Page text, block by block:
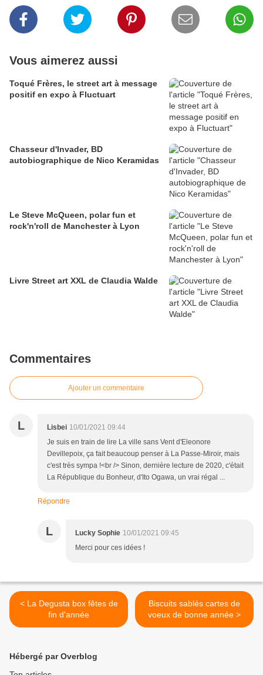
Vous aimerez aussi
Toqué Frères, le street art à message
positif en expo à Fluctuart
Chasseur d'Invader, BD
autobiographique de Nico Keramidas
Le Steve McQueen, polar fun et
rock'n'roll de Manchester à Lyon
Livre Street art XXL de Claudia Walde
Commentaires
Ajouter un commentaire
L Lisbei 10/01/2021 09:44
Je suis en train de lire La ville sans Vent d'Eleonore
Devillepoix, ça fait beaucoup penser à La Passe-Miroir, mais
c'est très sympa !<br /> Sinon, dernière lecture de 2020, c'était
La République du Bonheur, d'Ito Ogawa, un vrai régal ...
Répondre
L Lucky Sophie 10/01/2021 09:45
Merci pour ces idées !
< La Degusta box fêtes de
fin d'année
Biscuits sablés cartes de
voeux de bonne année >
Hébergé par Overblog